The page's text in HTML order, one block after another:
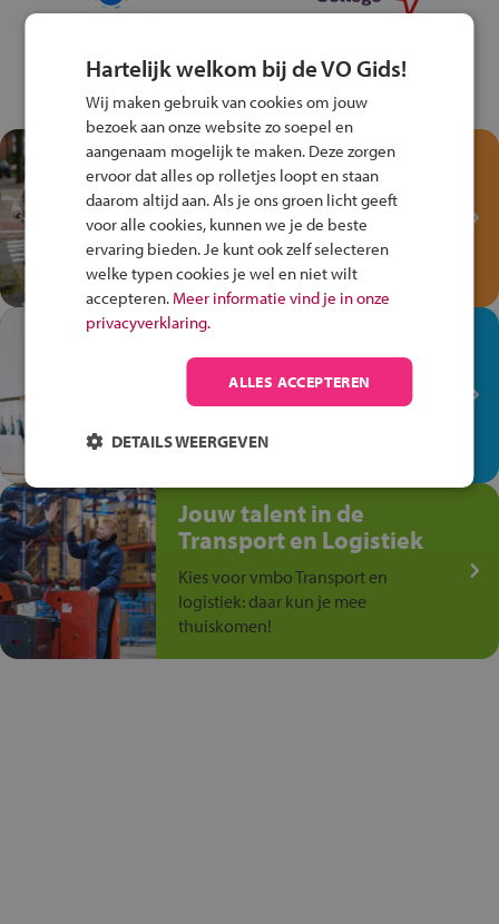
Test je kennis met het
Fiets Veilig
Verkeersspel!
Speel het Fiets Veilig Verkeersspel
en win een Cortina-fiets!
In de winkel ben je op je
plek!
Ontdek via het vmbo jouw talent
anders is!
Jouw talent in de
Transport en Logistiek
Kies voor vmbo Transport en
logistiek: daar kun je mee
thuiskomen!
Hartelijk welkom bij de VO Gids!
Wij maken gebruik van cookies om jouw
bezoek aan onze website zo soepel en
aangenaam mogelijk te maken. Deze zorgen
ervoor dat alles op rolletjes loopt en staan
daarom altijd aan. Als je ons groen licht geeft
voor alle cookies, kunnen we je de beste
ervaring bieden. Je kunt ook zelf selecteren
welke typen cookies je wel en niet wilt
accepteren. Meer informatie vind je in onze
privacyverklaring.
ALLES ACCEPTEREN
DETAILS WEERGEVEN